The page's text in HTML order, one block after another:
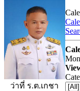
ว่าที่ ร.ต.เกชา